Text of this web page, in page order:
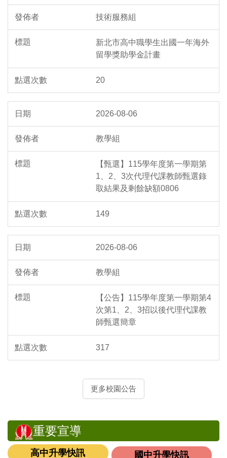
技術服務組
新北市高中職學生出國一年海外
留學獎助學金計畫
20
2026-08-06
教學組
【甄選】115學年度第一學期第
1、2、3次代理代課教師甄選錄
取結果及剩餘缺額0806
149
2026-08-06
教學組
【公告】115學年度第一學期第4
次第1、2、3招以後代理代課教
師甄選簡章
317
更多校園公告
重要宣導
高中升學快訊
國中升學快訊